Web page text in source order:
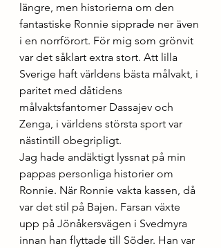
längre, men historierna om den
fantastiske Ronnie sipprade ner även
i en norrförort. För mig som grönvit
var det såklart extra stort. Att lilla
Sverige haft världens bästa målvakt, i
paritet med dåtidens
målvaktsfantomer Dassajev och
Zenga, i världens största sport var
nästintill obegripligt.
Jag hade andäktigt lyssnat på min
pappas personliga historier om
Ronnie. När Ronnie vakta kassen, då
var det stil på Bajen. Farsan växte
upp på Jönåkersvägen i Svedmyra
innan han flyttade till Söder. Han var